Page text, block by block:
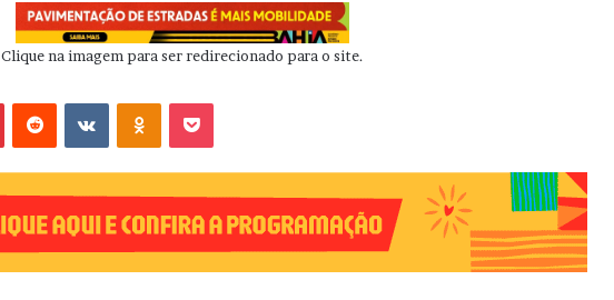
Clique na imagem para ser redirecionado para o site.
VK OK